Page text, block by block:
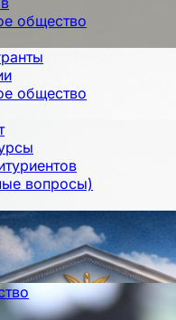
общество
общество
вопросы)